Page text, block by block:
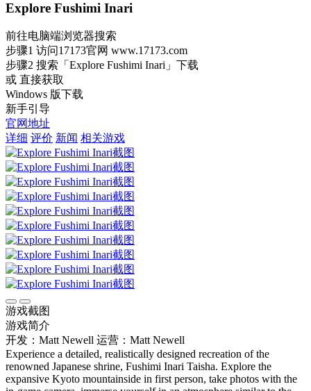
Explore Fushimi Inari
前往电脑端浏览器搜索
步骤1 访问17173官网 www.17173.com
步骤2 搜索 「Explore Fushimi Inari」 下载
或 直接获取
Windows 版下载
新手引导
官网地址
详细 评价 新闻 相关游戏
游戏截图
游戏简介
开发：Matt Newell 运营：Matt Newell
Experience a detailed, realistically designed recreation of the
renowned Japanese shrine, Fushimi Inari Taisha. Explore the
expansive Kyoto mountainside in first person, take photos with the